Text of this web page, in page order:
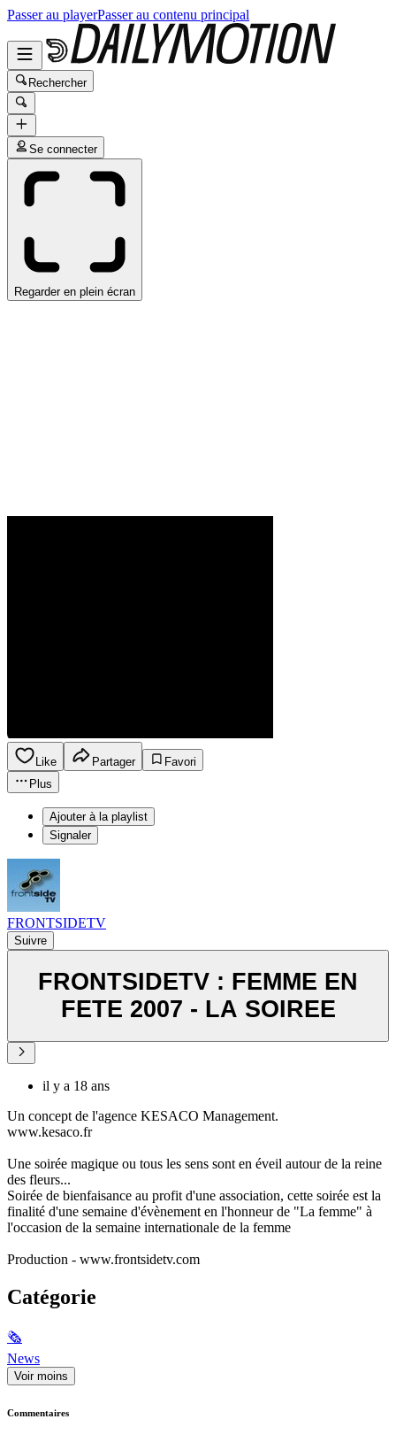
Passer au playerPasser au contenu principal
Rechercher
Se connecter
Regarder en plein écran
Like Partager
Favori
Plus
Ajouter à la playlist
Signaler
FRONTSIDETV
Suivre
FRONTSIDETV : FEMME EN
FETE 2007 - LA SOIREE
il y a 18 ans
Un concept de l'agence KESACO Management.
www.kesaco.fr
Une soirée magique ou tous les sens sont en éveil autour de la reine
des fleurs...
Soirée de bienfaisance au profit d'une association, cette soirée est la
finalité d'une semaine d'évènement en l'honneur de "La femme" à
l'occasion de la semaine internationale de la femme
Production - www.frontsidetv.com
Catégorie
🗞
News
Voir moins
Commentaires